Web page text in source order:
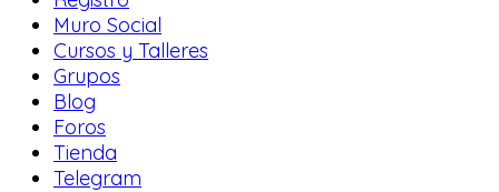
Muro Social
Cursos y Talleres
Grupos
Blog
Foros
Tienda
Telegram